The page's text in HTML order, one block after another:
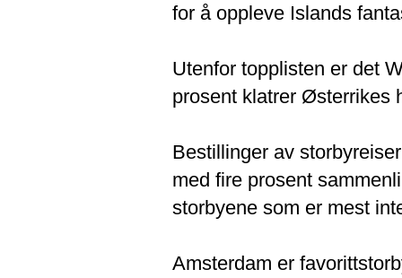
for å oppleve Islands
Utenfor topplisten er det
prosent klatrer Østerrikes
Bestillinger av
med fire prosent
storbyene som er mest
Amsterdam er